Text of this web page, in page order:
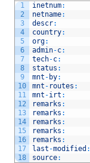
1
2
3
4
5
6
7
8
9
10
11
12
13
14
15
16
17
18
inetnum:
netname:
descr:
country:
org:
admin-c:
tech-c:
status :
mnt - by:
mnt - routes :
mnt -irt :
remarks :
remarks :
remarks :
remarks :
remarks :
last -modified :
source: